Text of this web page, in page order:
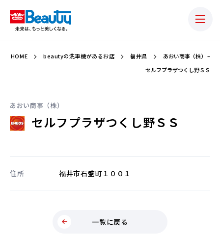
HOME beautyの洗車機があるお店 福井県
あおい商事（株） –
セルフプラザつくし野ＳＳ
あおい商事（株）
セルフプラザつくし野ＳＳ
住所 福井市石盛町１００１
一覧に戻る